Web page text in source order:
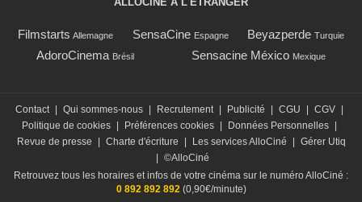
Filmstarts Allemagne SensaCine Espagne Beyazperde Turquie
AdoroCinema Brésil Sensacine México Mexique
Contact Qui sommes-nous Recrutement Publicité CGU CGV
Politique de cookies
Préférences cookies Données Personnelles
Revue de presse
Charte d'écriture Les services AlloCiné
Gérer Utiq
©AlloCiné
Retrouvez tous les horaires et infos de votre cinéma sur le numéro AlloCiné :
0 892 892 892(0,90€/minute)